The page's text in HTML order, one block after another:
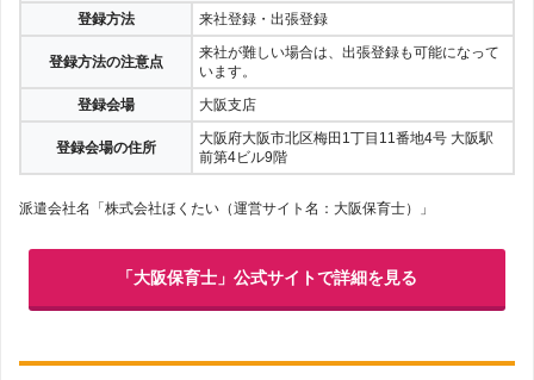
登録方法 来社登録・出張登録
登録方法の注意点
来社が難しい場合は、出張登録も可能になって
います。
登録会場
大阪支店
登録会場の住所
大阪府大阪市北区梅田1丁目11番地4号 大阪駅
前第4ビル9階
派遣会社名「株式会社ほくたい（運営サイト名：大阪保育士）」
「大阪保育士」公式サイトで詳細を見る